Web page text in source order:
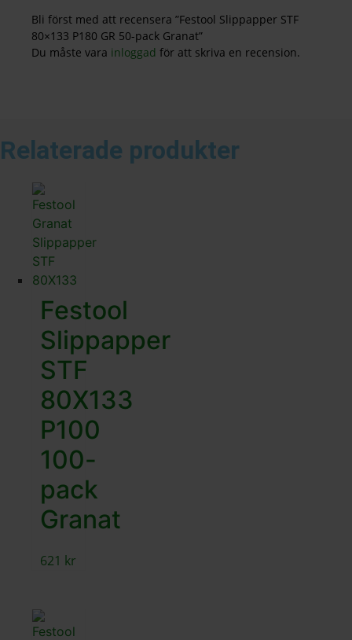
Bli först med att recensera ”Festool Slippapper STF
80×133 P180 GR 50-pack Granat”
Du måste vara inloggad för att skriva en recension.
Relaterade produkter
Festool
Slippapper
STF
80X133
P100
100-
pack
Granat
621 kr